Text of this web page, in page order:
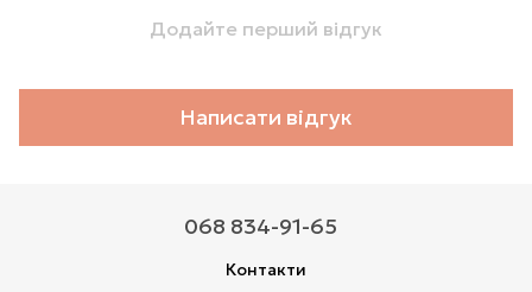
Додайте перший відгук
Написати відгук
068 834-91-65
Контакти